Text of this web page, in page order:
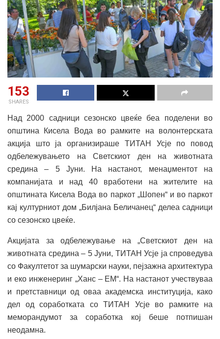
153
SHARES
Над 2000 садници сезонско цвеќе беа поделени во
општина Кисела Вода во рамките на волонтерската
акција што ја организираше ТИТАН Усје по повод
одбележувањето на Светскиот ден на животната
средина – 5 Јуни. На настанот, менаџментот на
компанијата и над 40 вработени на жителите на
општината Кисела Вода во паркот „Шопен“ и во паркот
кај културниот дом „Билјана Беличанец“ делеа садници
со сезонско цвеќе.
Акцијата за одбележување на „Светскиот ден на
животната средина – 5 Јуни, ТИТАН Усје ја спроведува
со Факултетот за шумарски науки, пејзажна архитектура
и еко инженеринг „Ханс – ЕМ“. На настанот учествуваа
и претставници од оваа академска институција, како
дел од соработката со ТИТАН Усје во рамките на
меморандумот за соработка кој беше потпишан
неодамна.